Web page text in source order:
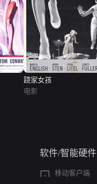
跷家女孩
电影
软件/智能硬件
移动客户端